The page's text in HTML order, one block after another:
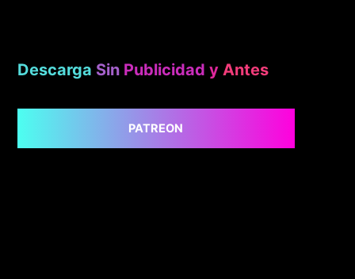
Descarga Sin Publicidad y Antes
PATREON